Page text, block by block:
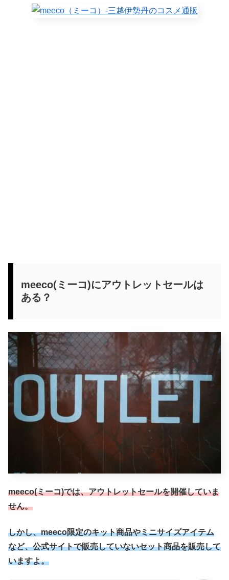
meeco(ミーコ)にアウトレットセールは
ある？
meeco(ミーコ)では、アウトレットセールを開催していま
せん。
しかし、meeco限定のキット商品やミニサイズアイテム
など、公式サイトで販売していないセット商品を販売して
いますよ。